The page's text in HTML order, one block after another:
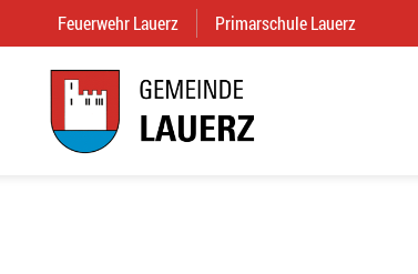
Feuerwehr Lauerz (External Link)
Primarschule Lauerz